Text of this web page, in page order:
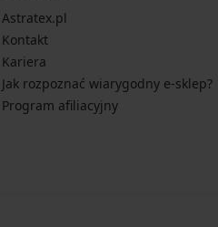
Astratex.pl
Kontakt
Kariera
Jak rozpoznać wiarygodny e-sklep?
Program afiliacyjny